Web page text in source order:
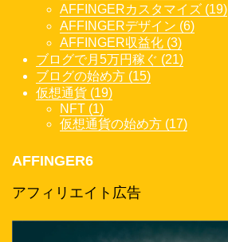
AFFINGERカスタマイズ (19)
AFFINGERデザイン (6)
AFFINGER収益化 (3)
ブログで月5万円稼ぐ (21)
ブログの始め方 (15)
仮想通貨 (19)
NFT (1)
仮想通貨の始め方 (17)
AFFINGER6
アフィリエイト広告